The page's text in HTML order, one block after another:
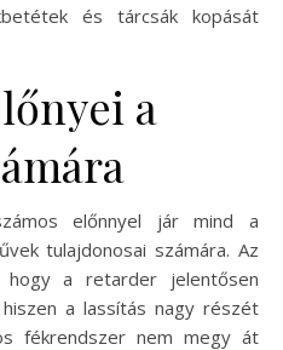
és tárcsák kopását
a
előnnyel jár mind a
tulajdonosai számára. Az
hogy a retarder jelentősen
a lassítás nagy részét
fékrendszer nem megy át